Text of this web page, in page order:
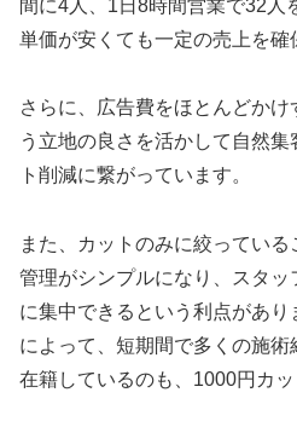
間に4人、1日8時間営業で32人
単価が安くても一定の売上を確
さらに、広告費をほとんどか
う立地の良さを活かして自然
ト削減に繋がっています。
また、カットのみに絞ってい
管理がシンプルになり、スタ
に集中できるという利点があ
によって、短期間で多くの施術
在籍しているのも、1000円カッ